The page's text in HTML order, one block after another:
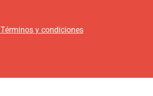
Términos y condiciones